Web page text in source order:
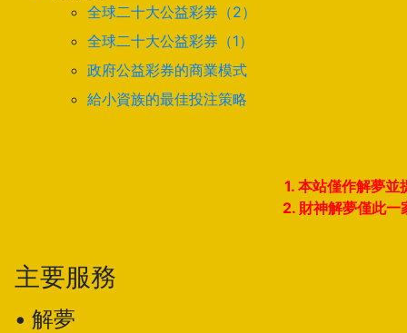
全球二十大公益彩券（2）
全球二十大公益彩券（1）
政府公益彩券的商業模式
給小資族的最佳投注策略
1. 本站僅作解夢並
2. 財神解夢僅此一
主要服務
• 解夢